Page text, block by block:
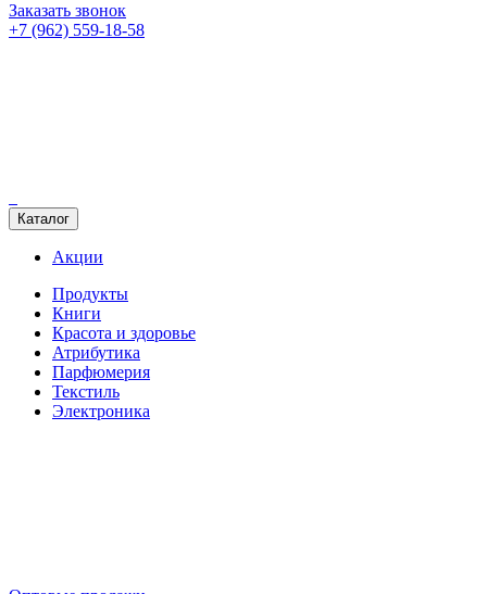
Заказать звонок
+7 (962) 559-18-58
Каталог
Акции
Продукты
Книги
Красота и здоровье
Атрибутика
Парфюмерия
Текстиль
Электроника